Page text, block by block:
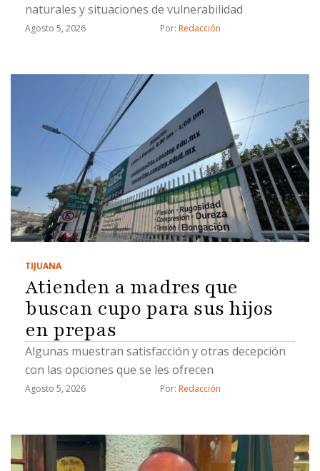
naturales y situaciones de vulnerabilidad
Agosto 5, 2026 Por: Redacción
TIJUANA
Atienden a madres que
buscan cupo para sus hijos
en prepas
Algunas muestran satisfacción y otras decepción
con las opciones que se les ofrecen
Agosto 5, 2026 Por: Redacción